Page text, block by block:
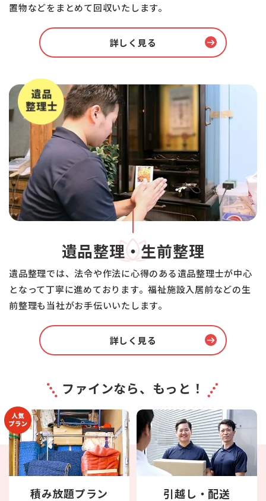
置物などをまとめて回収いたします。
詳しく見る
遺品整理・生前整理
遺品整理では、法令や作法に心得のある遺品整理士が中心
となって丁寧に進めております。福祉施設入居前などの生
前整理も当社がお手伝いいたします。
詳しく見る
ファインなら、もっと！
積み放題プラン 引越し・配送